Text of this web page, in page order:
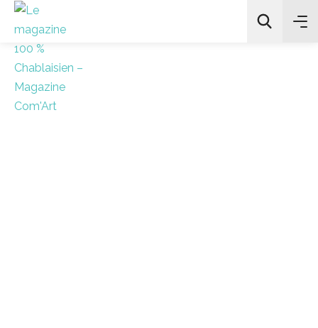
All Categories